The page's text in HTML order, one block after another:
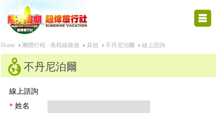
Home 團體行程 - 長程線旅遊 其他 不丹尼泊爾 線上諮詢
不丹尼泊爾
線上諮詢
*姓名